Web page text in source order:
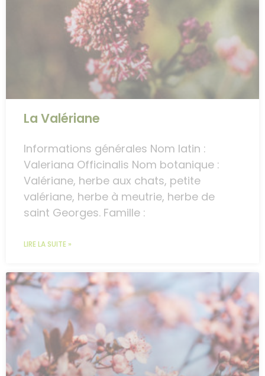
La Valériane
Informations générales Nom latin :
Valeriana Officinalis Nom botanique :
Valériane, herbe aux chats, petite
valériane, herbe à meutrie, herbe de
saint Georges. Famille :
LIRE LA SUITE »